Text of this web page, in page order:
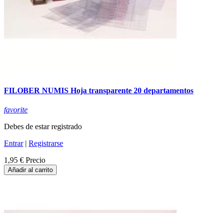
FILOBER NUMIS Hoja transparente 20 departamentos
favorite
Debes de estar registrado
Entrar| Registrarse
1,95 € Precio
Añadir al carrito